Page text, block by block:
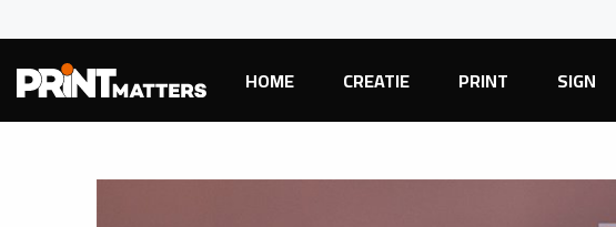
HOME CREATIE PRINT SIGN